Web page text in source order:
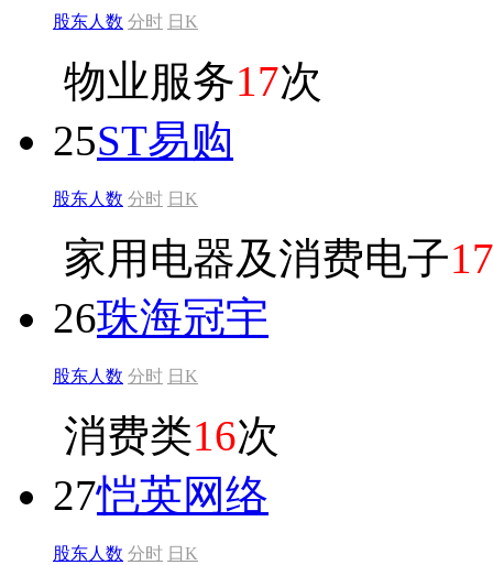
股东人数 分时 日K
物业服务17次
25ST易购
股东人数 分时 日K
家用电器及消费电子17
26珠海冠宇
股东人数 分时 日K
消费类16次
27恺英网络
股东人数 分时 日K